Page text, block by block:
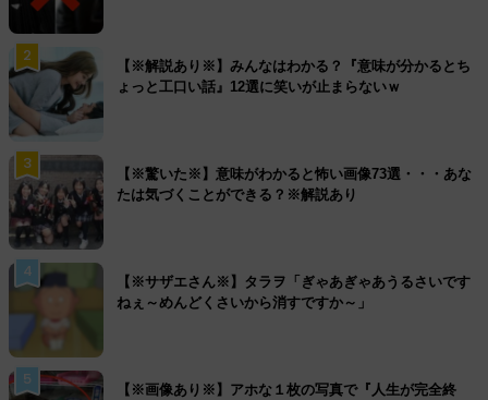
2
【※解説あり※】みんなはわかる？『意味が分かるとち
ょっと工口い話』12選に笑いが止まらないｗ
3
【※驚いた※】意味がわかると怖い画像73選・・・あな
たは気づくことができる？※解説あり
4
【※サザエさん※】タラヲ「ぎゃあぎゃあうるさいです
ねぇ～めんどくさいから消すですか～」
5
【※画像あり※】アホな１枚の写真で『人生が完全終